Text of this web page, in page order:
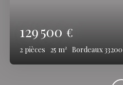
129 500 €
2 pièces 25 m² Bordeaux 33200